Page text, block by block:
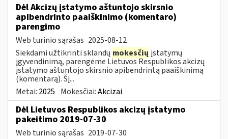
Dėl Akcizų įstatymo aštuntojo skirsnio
apibendrinto paaiškinimo (komentaro)
parengimo
Web turinio sąrašas 2025-08-12
Siekdami užtikrinti sklandų mokesčių įstatymų
įgyvendinimą, parengėme Lietuvos Respublikos akcizų
įstatymo aštuntojo skirsnio apibendrintą paaiškinimą
(komentarą). Šį...
Metai: 2025 Mokesčiai:Akcizai
Dėl Lietuvos Respublikos akcizų įstatymo
pakeitimo 2019-07-30
Web turinio sąrašas 2019-07-30